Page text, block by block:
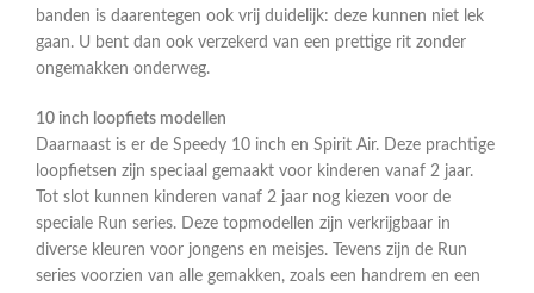
banden is daarentegen ook vrij duidelijk: deze kunnen niet lek
gaan. U bent dan ook verzekerd van een prettige rit zonder
ongemakken onderweg.
10 inch loopfiets modellen
Daarnaast is er de Speedy 10 inch en Spirit Air. Deze prachtige
loopfietsen zijn speciaal gemaakt voor kinderen vanaf 2 jaar.
Tot slot kunnen kinderen vanaf 2 jaar nog kiezen voor de
speciale Run series. Deze topmodellen zijn verkrijgbaar in
diverse kleuren voor jongens en meisjes. Tevens zijn de Run
series voorzien van alle gemakken, zoals een handrem en een